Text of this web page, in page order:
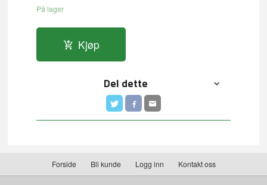
På lager
Kjøp
Del dette
Forside Bli kunde Logg inn Kontakt oss